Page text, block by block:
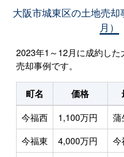
大阪市城東区の土地売
月）
2023年1～12月に成約し
売却事例です。
町名 価格
今福西
1,100万円 蒲
今福東
4,000万円 今